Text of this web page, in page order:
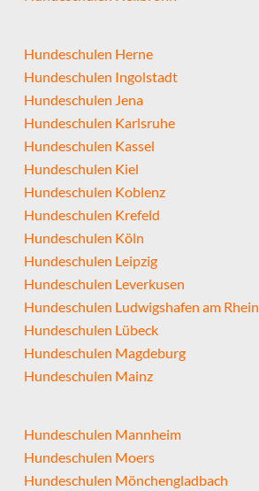
Hundeschulen Herne
Hundeschulen Ingolstadt
Hundeschulen Jena
Hundeschulen Karlsruhe
Hundeschulen Kassel
Hundeschulen Kiel
Hundeschulen Koblenz
Hundeschulen Krefeld
Hundeschulen Köln
Hundeschulen Leipzig
Hundeschulen Leverkusen
Hundeschulen Ludwigshafen am Rhein
Hundeschulen Lübeck
Hundeschulen Magdeburg
Hundeschulen Mainz
Hundeschulen Mannheim
Hundeschulen Moers
Hundeschulen Mönchengladbach